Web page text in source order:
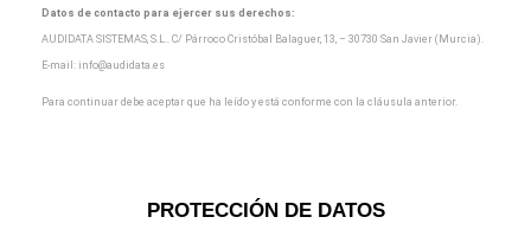
Datos de contacto para ejercer sus derechos:
AUDIDATA SISTEMAS, S.L.. C/ Párroco Cristóbal Balaguer, 13, – 30730 San Javier (Murcia).
E-mail: info@audidata.es
Para continuar debe aceptar que ha leído y está conforme con la cláusula anterior.
PROTECCIÓN DE DATOS